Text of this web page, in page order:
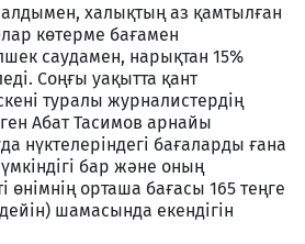
халықтың аз қамтылған
көтерме бағамен
саудамен, нарықтан 15%
Соңғы уақытта қант
туралы журналистердің
Абат Тасимов арнайы
нүктелеріндегі бағаларды ғана
бар және оның
өнімнің орташа бағасы 165 теңге
шамасында екендігін